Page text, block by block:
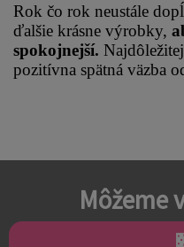
Rok čo rok neustále
ďalšie krásne výrobky,
spokojnejší.
pozitívna spätná väzba
Môžeme